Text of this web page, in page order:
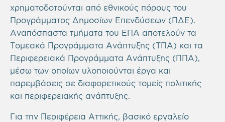
χρηματοδοτούνται από εθνικούς πόρους του
Προγράμματος Δημοσίων Επενδύσεων (ΠΔΕ).
Αναπόσπαστα τμήματα του ΕΠΑ αποτελούν τα
Τομεακά Προγράμματα Ανάπτυξης (ΤΠΑ) και τα
Περιφερειακά Προγράμματα Ανάπτυξης (ΠΠΑ),
μέσω των οποίων υλοποιούνται έργα και
παρεμβάσεις σε διαφορετικούς τομείς πολιτικής
και περιφερειακής ανάπτυξης.
Για την Περιφέρεια Αττικής, βασικό εργαλείο